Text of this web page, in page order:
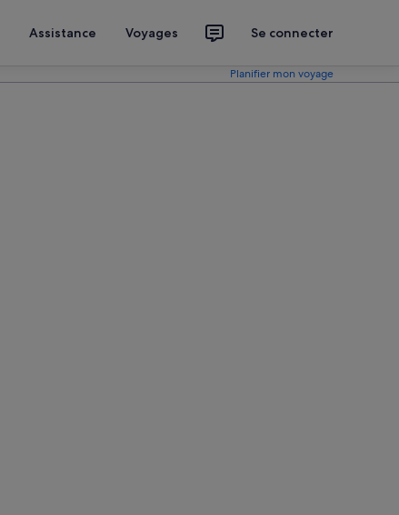
Assistance Voyages Se connecter
Planifier mon voyage